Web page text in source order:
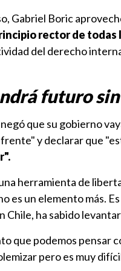
Gabriel Boric
rector de todas
del derecho
futuro
que su gobierno
y declarar que
herramienta de
es un elemento más.
Chile, ha sabido
que podemos pensar
pero es muy